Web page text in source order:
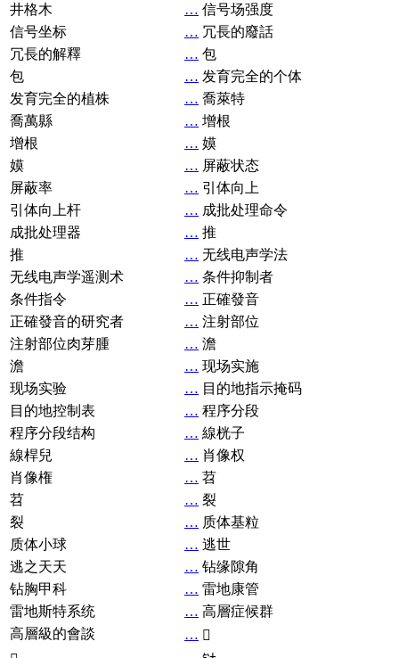
井格木
… 信号场强度
信号坐标
… 冗長的廢話
冗長的解釋
… 包
包
… 发育完全的个体
发育完全的植株
… 喬萊特
喬萬縣
… 增根
增根
… 嫫
嫫
… 屏蔽状态
屏蔽率
… 引体向上
引体向上杆
… 成批处理命令
成批处理器
… 推
推
… 无线电声学法
无线电声学遥测术
… 条件抑制者
条件指令
… 正確發音
正確發音的研究者
… 注射部位
注射部位肉芽腫
… 澹
澹
… 现场实施
现场实验
… 目的地指示掩码
目的地控制表
… 程序分段
程序分段结构
… 線桄子
線桿兒
… 肖像权
肖像権
… 苕
苕
… 裂
裂
… 质体基粒
质体小球
… 逃世
逃之天天
… 钻缘隙角
钻胸甲科
… 雷地康管
雷地斯特系统
… 高層症候群
高層級的會談
… 𧘞